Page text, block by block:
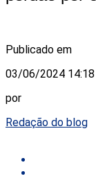
Publicado em
03/06/2024 14:18
por
Redação do blog